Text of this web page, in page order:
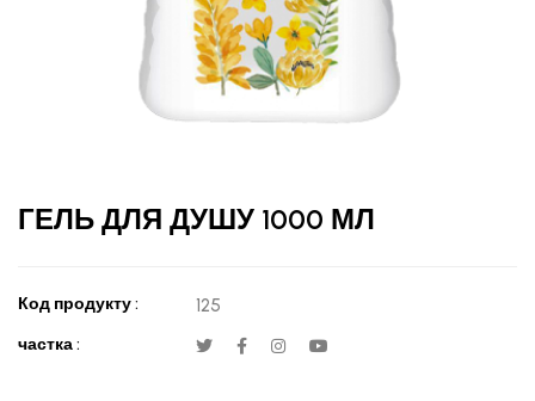
ГЕЛЬ ДЛЯ ДУШУ 1000 МЛ
Код продукту : 125
частка :